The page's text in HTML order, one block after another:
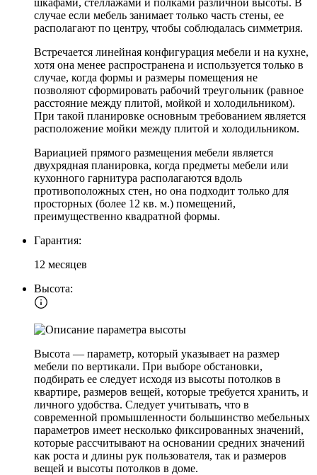
случае если мебель занимает только часть стены, ее
располагают по центру, чтобы соблюдалась симметрия.
Встречается линейная конфигурация мебели и на кухне,
хотя она менее распространена и используется только в
случае, когда формы и размеры помещения не
позволяют сформировать рабочий треугольник (равное
расстояние между плитой, мойкой и холодильником).
При такой планировке основным требованием является
расположение мойки между плитой и холодильником.
Вариацией прямого размещения мебели является
двухрядная планировка, когда предметы мебели или
кухонного гарнитура располагаются вдоль
противоположных стен, но она подходит только для
просторных (более 12 кв. м.) помещений,
преимущественно квадратной формы.
Гарантия:
12 месяцев
Высота:
Высота — параметр, который указывает на размер
мебели по вертикали. При выборе обстановки,
подбирать ее следует исходя из высоты потолков в
квартире, размеров вещей, которые требуется хранить, и
личного удобства. Следует учитывать, что в
современной промышленности большинство мебельных
параметров имеет несколько фиксированных значений,
которые рассчитывают на основании средних значений
как роста и длины рук пользователя, так и размеров
вещей и высоты потолков в доме.